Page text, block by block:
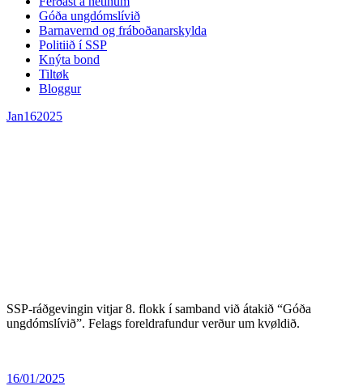
Góða ungdómslívið
Barnavernd og fráboðanarskylda
Politiið í SSP
Knýta bond
Tiltøk
Bloggur
Jan162025
SSP-ráðgevingin vitjar 8. flokk í samband við átakið “Góða
ungdómslívið”. Felags foreldrafundur verður um kvøldið.
16/01/2025